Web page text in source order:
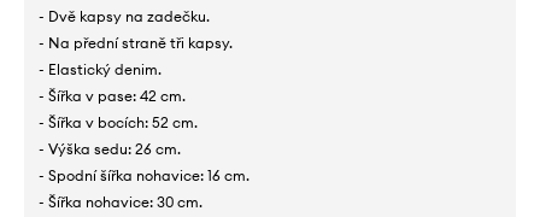
- Dvě kapsy na zadečku.
- Na přední straně tři kapsy.
- Elastický denim.
- Šířka v pase: 42 cm.
- Šířka v bocích: 52 cm.
- Výška sedu: 26 cm.
- Spodní šířka nohavice: 16 cm.
- Šířka nohavice: 30 cm.